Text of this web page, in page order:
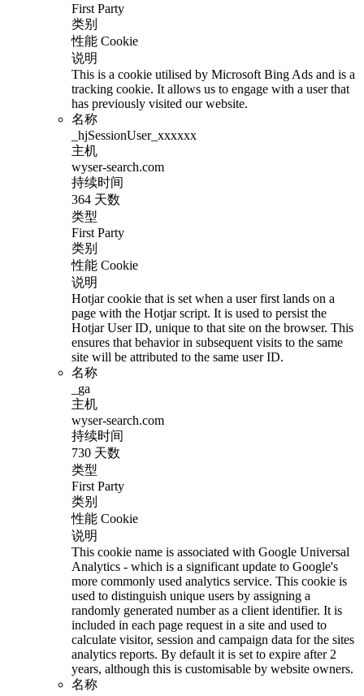
First Party
类别
性能 Cookie
说明
This is a cookie utilised by Microsoft Bing Ads and is a
tracking cookie. It allows us to engage with a user that
has previously visited our website.
名称
_hjSessionUser_xxxxxx
主机
wyser-search.com
持续时间
364 天数
类型
First Party
类别
性能 Cookie
说明
Hotjar cookie that is set when a user first lands on a
page with the Hotjar script. It is used to persist the
Hotjar User ID, unique to that site on the browser. This
ensures that behavior in subsequent visits to the same
site will be attributed to the same user ID.
名称
_ga
主机
wyser-search.com
持续时间
730 天数
类型
First Party
类别
性能 Cookie
说明
This cookie name is associated with Google Universal
Analytics - which is a significant update to Google's
more commonly used analytics service. This cookie is
used to distinguish unique users by assigning a
randomly generated number as a client identifier. It is
included in each page request in a site and used to
calculate visitor, session and campaign data for the sites
analytics reports. By default it is set to expire after 2
years, although this is customisable by website owners.
名称